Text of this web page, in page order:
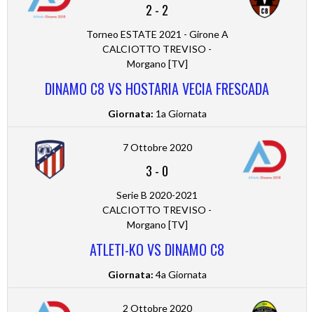
2 - 2
Torneo ESTATE 2021 - Girone A
CALCIOTTO TREVISO -
Morgano [TV]
DINAMO C8 VS HOSTARIA VECIA FRESCADA
Giornata: 1a Giornata
7 Ottobre 2020
3 - 0
Serie B 2020-2021
CALCIOTTO TREVISO -
Morgano [TV]
ATLETI-KO VS DINAMO C8
Giornata: 4a Giornata
2 Ottobre 2020